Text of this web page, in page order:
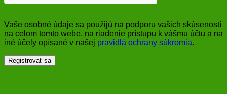
Vaše osobné údaje sa použijú na podporu vašich skúseností
na celom tomto webe, na riadenie prístupu k vášmu účtu a na
iné účely opísané v našej pravidlá ochrany súkromia.
Registrovať sa